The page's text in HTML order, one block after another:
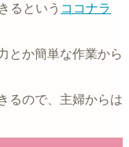
るという ココナラ
とか簡単な作業から
るので、主婦からは